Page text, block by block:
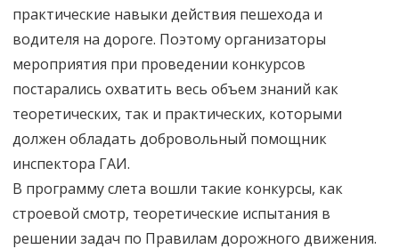
практические навыки действия пешехода и
водителя на дороге. Поэтому организаторы
мероприятия при проведении конкурсов
постарались охватить весь объем знаний как
теоретических, так и практических, которыми
должен обладать добровольный помощник
инспектора ГАИ.
В программу слета вошли такие конкурсы, как
строевой смотр, теоретические испытания в
решении задач по Правилам дорожного движения.